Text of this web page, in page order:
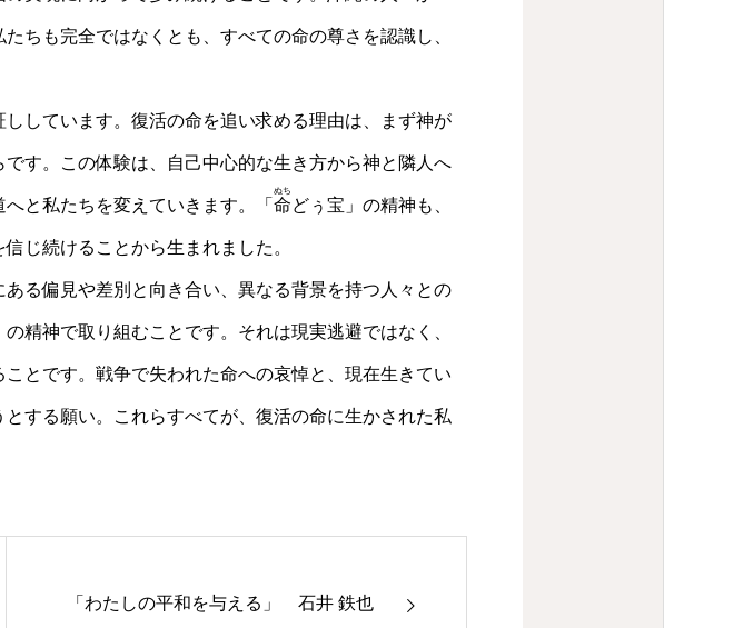
ちも完全ではなくとも、すべての命の尊さを認識し、
しています。復活の命を追い求める理由は、まず神が
す。この体験は、自己中心的な生き方から神と隣人へ
と私たちを変えていきます。「 命
ぬち
どぅ宝」の精神も、
じ続けることから生まれました。
る偏見や差別と向き合い、異なる背景を持つ人々との
の精神で取り組むことです。それは現実逃避ではなく、
とです。戦争で失われた命への哀悼と、現在生きてい
する願い。これらすべてが、復活の命に生かされた私
「わたしの平和を与える」 石井 鉄也